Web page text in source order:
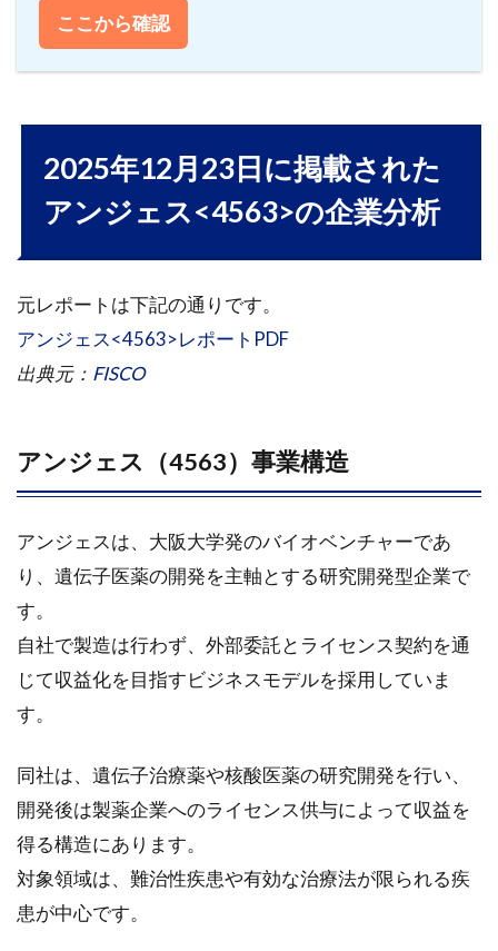
品
4.2.2
オリゴ
DNA
新型コ
イルス
及び
ARDS治
メンド・バ
イオセラピ
ューティク
長戦略と財
務状況
Emendo
の開発
状況と
4.3.2
業績動
向と財
務状況
4.4
今後
ここから確認
2025年12月23日に掲載された
アンジェス<4563>の企業分析
元レポートは下記の通りです。
アンジェス<4563>レポートPDF
出典元： FISCO
アンジェス（4563）事業構造
アンジェスは、大阪大学発のバイオベンチャーであ
り、遺伝子医薬の開発を主軸とする研究開発型企業で
す。
自社で製造は行わず、外部委託とライセンス契約を通
じて収益化を目指すビジネスモデルを採用していま
す。
同社は、遺伝子治療薬や核酸医薬の研究開発を行い、
開発後は製薬企業へのライセンス供与によって収益を
得る構造にあります。
対象領域は、難治性疾患や有効な治療法が限られる疾
患が中心です。